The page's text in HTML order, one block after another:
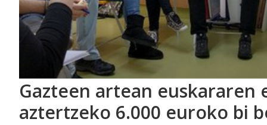
Gazteen artean euskararen
aztertzeko 6.000 euroko bi